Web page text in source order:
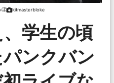
ぼ kitmasterbloke
学生の頃
ンクバン